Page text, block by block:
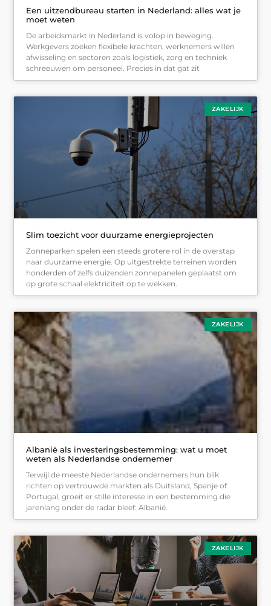
Een uitzendbureau starten in Nederland: alles wat je
moet weten
De arbeidsmarkt in Nederland is volop in beweging.
Werkgevers zoeken flexibele krachten, werknemers willen
afwisseling en sectoren zoals logistiek, zorg en techniek
schreeuwen om personeel. Precies in dat gat zit
ZAKELIJK
Slim toezicht voor duurzame energieprojecten
Zonneparken spelen een steeds grotere rol in de overstap
naar duurzame energie. Op uitgestrekte terreinen worden
honderden of zelfs duizenden zonnepanelen geplaatst om
op grote schaal elektriciteit op te wekken.
ZAKELIJK
Albanië als investeringsbestemming: wat u moet
weten als Nederlandse ondernemer
Terwijl de meeste Nederlandse ondernemers hun blik
richten op vertrouwde markten als Duitsland, Spanje of
Portugal, groeit er stille interesse in een bestemming die
jarenlang onder de radar bleef: Albanië.
ZAKELIJK